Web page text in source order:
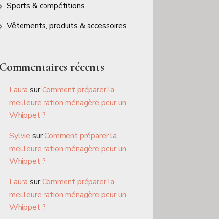
Sports & compétitions
Vêtements, produits & accessoires
Commentaires récents
Laura surComment préparer la
meilleure ration ménagère pour un
Whippet ?
Sylvie surComment préparer la
meilleure ration ménagère pour un
Whippet ?
Laura surComment préparer la
meilleure ration ménagère pour un
Whippet ?